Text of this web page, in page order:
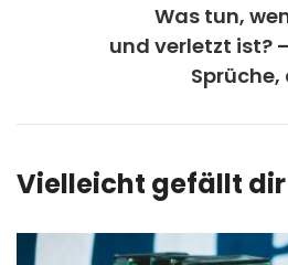
Was tun,
und verletzt ist?
Sprüche,
Vielleicht gefällt